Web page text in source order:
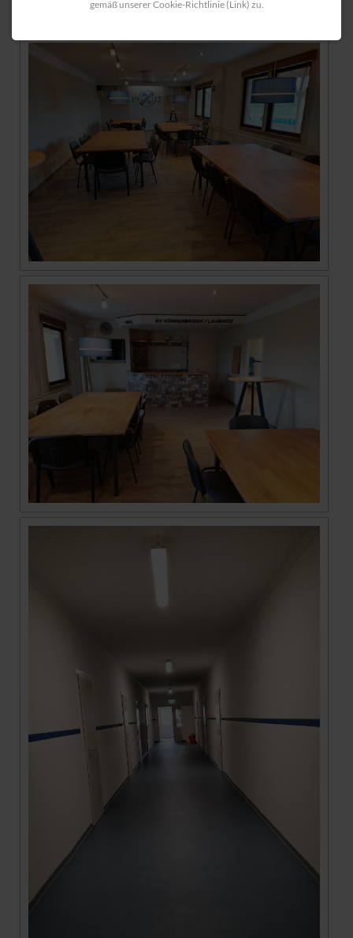
Schatzmeister des SV Königsbrück / Laußnitz e.V.
gemäß unserer Cookie-Richtlinie (Link) zu.